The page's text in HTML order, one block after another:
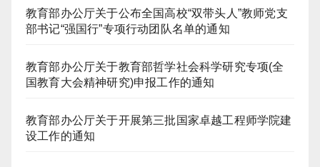
教育部办公厅关于公布全国高校“双带头人”教师党支
部书记“强国行”专项行动团队名单的通知
教育部办公厅关于教育部哲学社会科学研究专项(全
国教育大会精神研究)申报工作的通知
教育部办公厅关于开展第三批国家卓越工程师学院建
设工作的通知